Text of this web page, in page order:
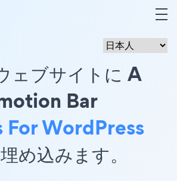
ェブサイトに A
Bar
For WordPress
め込みます。